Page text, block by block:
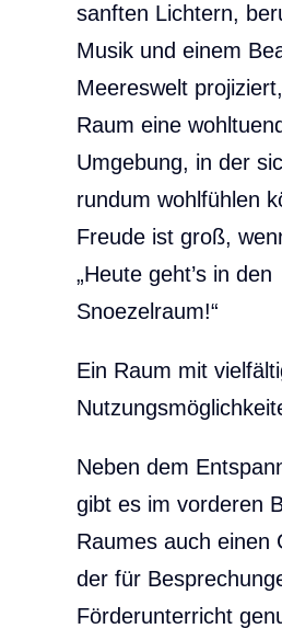
sanften Lichtern,
Musik und einem
Meereswelt
Raum eine
Umgebung, in der
rundum wohlfühlen
Freude ist groß,
„Heute geht’s in den
Snoezelraum!“
Ein Raum mit
Neben dem
gibt es im vorderen
Raumes auch einen
der für
Förderunterricht